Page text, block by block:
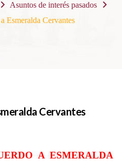
Asuntos de interés pasados
Esmeralda Cervantes
Cervantes
A ESMERALDA